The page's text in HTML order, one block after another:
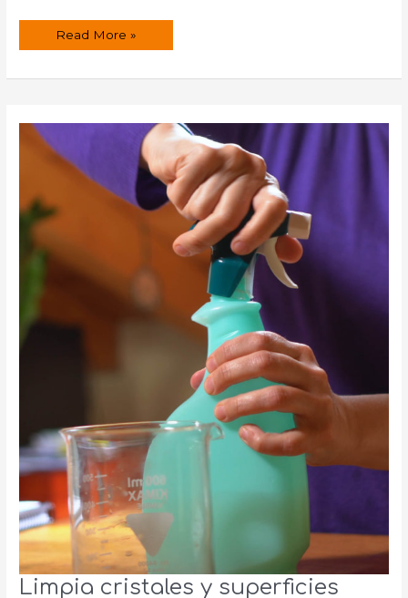
Caramelos
garganta
Read More »
Limpia cristales y superficies